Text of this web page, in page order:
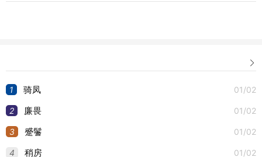

1 01/02
骑凤
2 01/02
廉畏
3 01/02
蹙鬐
4 01/02
稍房